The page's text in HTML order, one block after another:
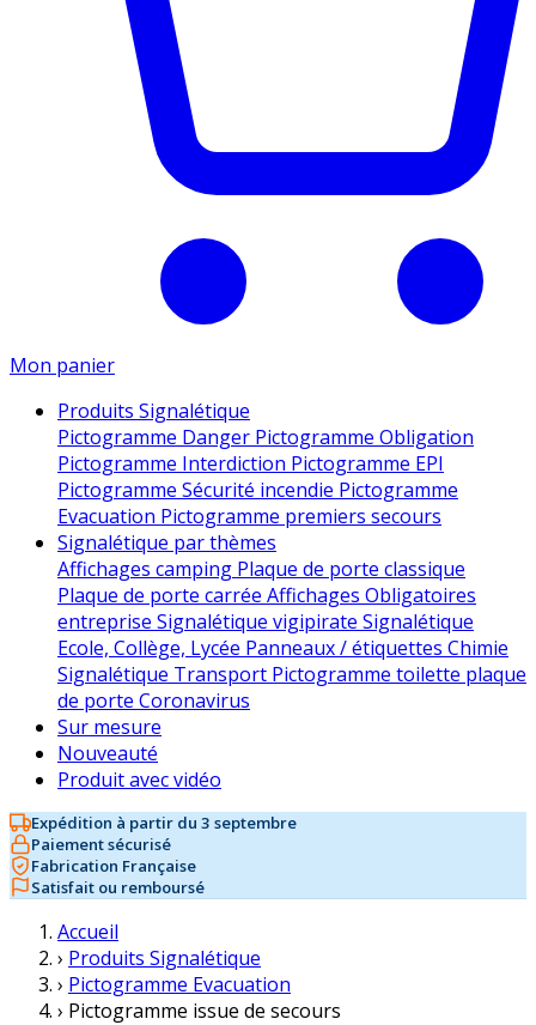
Mon panier
Produits Signalétique
Pictogramme Danger Pictogramme Obligation
Pictogramme Interdiction Pictogramme EPI
Pictogramme Sécurité incendie Pictogramme
Evacuation Pictogramme premiers secours
Signalétique par thèmes
Affichages camping Plaque de porte classique
Plaque de porte carrée Affichages Obligatoires
entreprise Signalétique vigipirate Signalétique
Ecole, Collège, Lycée Panneaux / étiquettes Chimie
Signalétique Transport Pictogramme toilette plaque
de porte Coronavirus
Sur mesure
Nouveauté
Produit avec vidéo
Expédition à partir du 3 septembre
Paiement sécurisé
Fabrication Française
Satisfait ou remboursé
Accueil
› Produits Signalétique
› Pictogramme Evacuation
› Pictogramme issue de secours